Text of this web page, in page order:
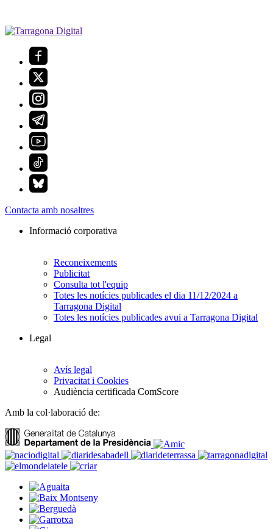
Contacta amb nosaltres
Informació corporativa
Reconeixements
Publicitat
Consulta tot l'equip
Totes les notícies publicades el dia 11/12/2024 a
Tarragona Digital
Totes les notícies publicades avui a Tarragona Digital
Legal
Avís legal
Privacitat i Cookies
Audiència certificada ComScore
Amb la col·laboració de: